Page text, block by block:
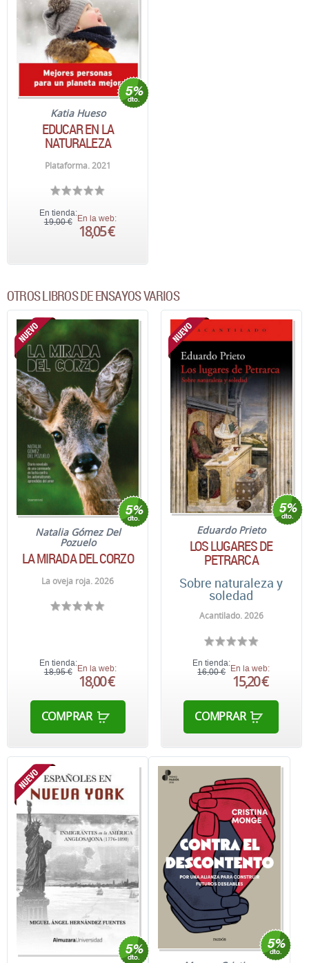
Katia Hueso
EDUCAR EN LA
NATURALEZA
Plataforma. 2021
En tienda:
19,00 € En la web:
18,05 €
OTROS LIBROS DE ENSAYOS VARIOS
Natalia Gómez Del
Pozuelo
LA MIRADA DEL CORZO
La oveja roja. 2026
En tienda:
18,95 € En la web:
18,00 €
COMPRAR
Eduardo Prieto
LOS LUGARES DE
PETRARCA
Sobre naturaleza y
soledad
Acantilado. 2026
En tienda:
16,00 €
En la web:
15,20 €
COMPRAR